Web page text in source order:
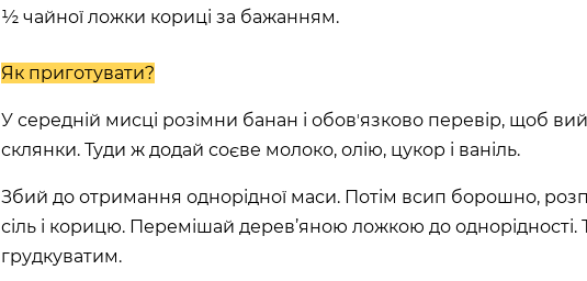
½ чайної ложки кориці за бажанням.
Як приготувати?
У середній мисці розімни банан і обовʼязково перевір, щоб
склянки. Туди ж додай соєве молоко, олію, цукор і ваніль.
Збий до отримання однорідної маси. Потім всип борошно,
сіль і корицю. Перемішай дерев’яною ложкою до однорідності.
грудкуватим.